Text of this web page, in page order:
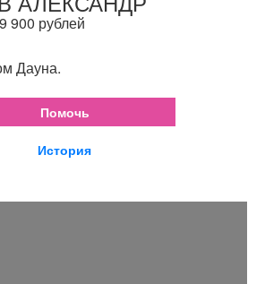
900 рублей
Дауна.
Помочь
История